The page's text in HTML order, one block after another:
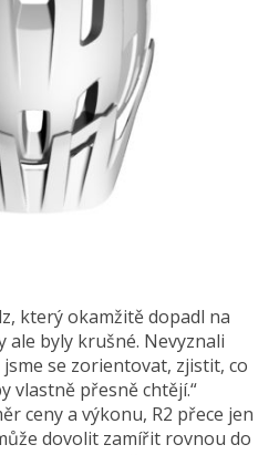
který okamžitě dopadl na
ale byly krušné. Nevyznali
se zorientovat, zjistit, co
vlastně přesně chtějí.“
ceny a výkonu, R2 přece jen
dovolit zamířit rovnou do